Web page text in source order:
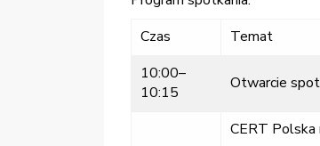
Czas
Temat
10:00–
10:15
Otwarcie
CERT